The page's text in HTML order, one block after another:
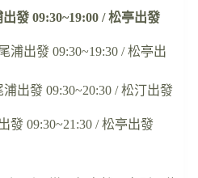
發 09:30~19:00 / 松亭出發
浦出發 09:30~19:30 / 松亭出
出發 09:30~20:30 / 松汀出發
發 09:30~21:30 / 松亭出發